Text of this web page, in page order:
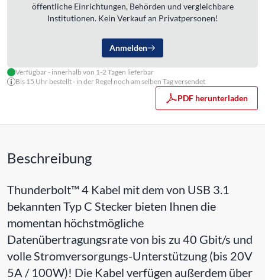
öffentliche Einrichtungen, Behörden und vergleichbare
Institutionen. Kein Verkauf an Privatpersonen!
Anmelden
Verfügbar - innerhalb von 1-2 Tagen lieferbar
Bis 15 Uhr bestellt - in der Regel noch am selben Tag versendet
PDF herunterladen
Beschreibung
Thunderbolt™ 4 Kabel mit dem von USB 3.1
bekannten Typ C Stecker bieten Ihnen die
momentan höchstmögliche
Datenübertragungsrate von bis zu 40 Gbit/s und
volle Stromversorgungs-Unterstützung (bis 20V
5A / 100W)! Die Kabel verfügen außerdem über